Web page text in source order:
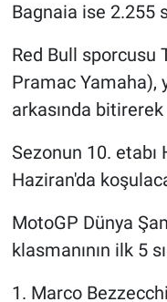
Bagnaia ise 2.255
Red Bull sporcusu
Pramac Yamaha),
arkasında bitirerek
Sezonun 10. etabı
Haziran'da
MotoGP Dünya
klasmanının ilk 5
1. Marco